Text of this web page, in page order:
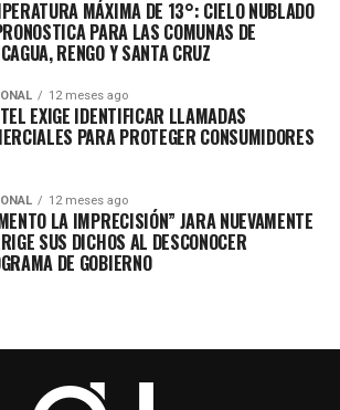
MÁXIMA DE 13°: CIELO NUBLADO
PARA LAS COMUNAS DE
RENGO Y SANTA CRUZ
12 meses ago
EXIGE IDENTIFICAR LLAMADAS
PARA PROTEGER CONSUMIDORES
12 meses ago
LA IMPRECISIÓN” JARA NUEVAMENTE
SUS DICHOS AL DESCONOCER
DE GOBIERNO